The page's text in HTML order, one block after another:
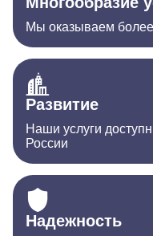
Мы оказываем
Развитие
Наши услуги
России
Надежность